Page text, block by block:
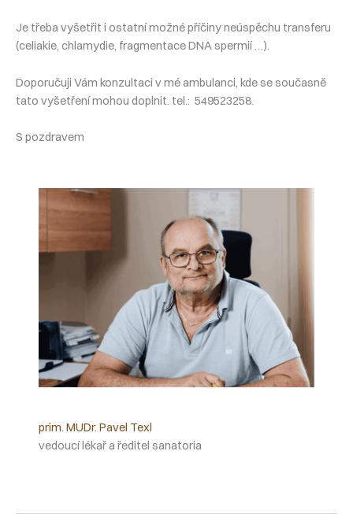
Je třeba vyšetřit i ostatní možné příčiny neúspěchu transferu
(celiakie, chlamydie, fragmentace DNA spermií …).
Doporučuji Vám konzultaci v mé ambulanci, kde se současně
tato vyšetření mohou doplnit. tel.: 549523258.
S pozdravem
prim. MUDr. Pavel Texl
vedoucí lékař a ředitel sanatoria